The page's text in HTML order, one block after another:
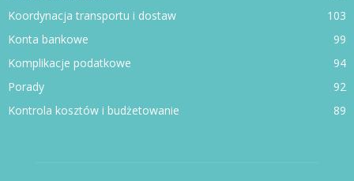
Koordynacja transportu i dostaw
103
Konta bankowe
99
Komplikacje podatkowe
94
Porady
92
Kontrola kosztów i budżetowanie
89